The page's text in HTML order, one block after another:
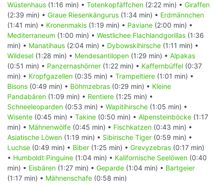
Wüstenhaus (1:16 min) • Totenkopfäffchen (2:22 min) • Giraffen
(2:39 min) • Graue Riesenkängurus (1:34 min) • Erdmännchen
(1:41 min) • Kronenmakis (1:19 min) • Paviane (2:00 min) •
Mediterraneum (1:00 min) • Westlichee Flachlandgorillas (1:36
min) • Manatihaus (2:04 min) • Dybowskihirsche (1:11 min) •
Wildesel (1:28 min) • Mendesantilopen (1:29 min) • Alpakas
(0:51 min) • Panzernashörner (1:22 min) • Kaffernbüffel (0:37
min) • Kropfgazellen (0:35 min) • Trampeltiere (1:01 min) •
Bisons (0:49 min) • Böhmzebras (0:29 min) • Kleine
Pandabären (1:09 min) • Rentiere (1:25 min) •
Schneeleoparden (0:53 min) • Wapitihirsche (1:05 min) •
Wisente (0:45 min) • Takine (0:50 min) • Alpensteinböcke (1:17
min) • Mähnenwölfe (0:45 min) • Fischkatzen (0:43 min) •
Asiatische Löwen (1:19 min) • Sibirische Tiger (0:59 min) •
Luchse (0:49 min) • Biber (1:25 min) • Grevyzebras (0:17 min)
• Humboldt Pinguine (1:04 min) • Kalifornische Seelöwen (0:40
min) • Eisbären (1:27 min) • Geparde (1:04 min) • Bartgeier
(1:17 min) • Mähnenschafe (0:58 min)